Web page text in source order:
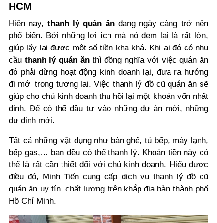
HCM
Hiện nay, thanh lý quán ănđang ngày càng trở nên
phổ biến. Bởi những lợi ích mà nó đem lại là rất lớn,
giúp lấy lại được một số tiền kha khá. Khi ai đó có nhu
cầu thanh lý quán ăn thì đồng nghĩa với việc quán ăn
đó phải dừng hoạt động kinh doanh lại, đưa ra hướng
đi mới trong tương lai. Việc thanh lý đồ cũ quán ăn sẽ
giúp cho chủ kinh doanh thu hồi lại một khoản vốn nhất
định. Để có thể đầu tư vào những dự án mới, những
dự định mới.
Tất cả những vật dụng như bàn ghế, tủ bếp, máy lạnh,
bếp gas,… bạn đều có thể thanh lý. Khoản tiền này có
thể là rất cần thiết đối với chủ kinh doanh. Hiểu được
điều đó, Minh Tiến cung cấp dịch vụ thanh lý đồ cũ
quán ăn uy tín, chất lượng trên khắp địa bàn thành phố
Hồ Chí Minh.